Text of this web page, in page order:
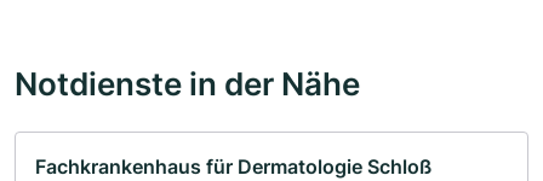
Notdienste in der Nähe
Fachkrankenhaus für Dermatologie Schloß